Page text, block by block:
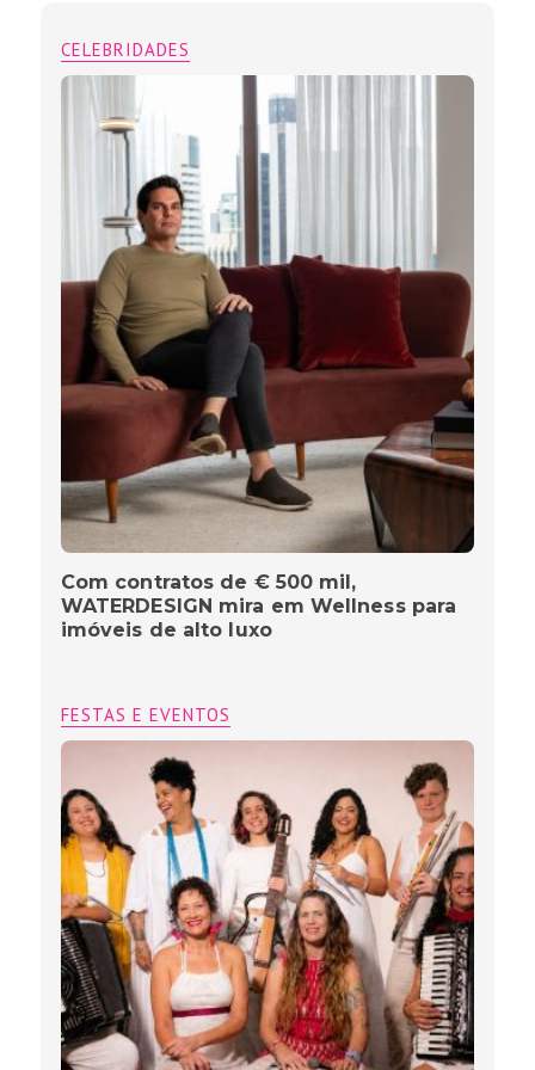
CELEBRIDADES
Com contratos de € 500 mil,
WATERDESIGN mira em Wellness para
imóveis de alto luxo
FESTAS E EVENTOS